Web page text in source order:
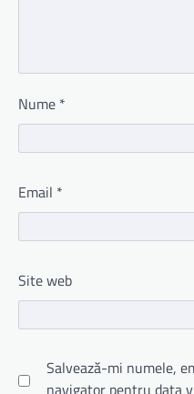
Nume *
Email *
Site web
Salvează-mi numele,
navigator pentru data